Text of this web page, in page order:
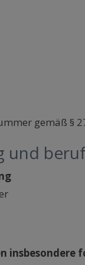
gemäß §
und
insbesondere